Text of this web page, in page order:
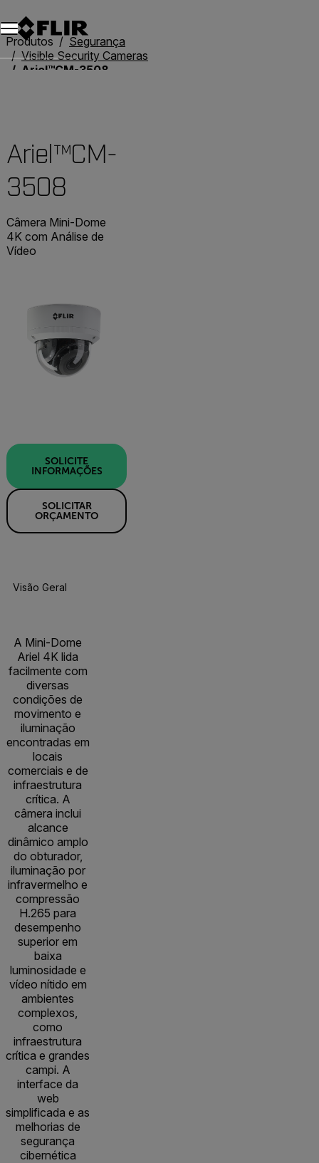
Produtos
Segurança
Visible Security Cameras
Ariel™CM-3508
Ariel™CM-
3508
Câmera Mini-Dome
4K com Análise de
Vídeo
SOLICITE
INFORMAÇÕES
SOLICITAR
ORÇAMENTO
Visão Geral Do Produto
A Mini-Dome
Ariel 4K lida
facilmente com
diversas
condições de
movimento e
iluminação
encontradas em
locais
comerciais e de
infraestrutura
crítica. A
câmera inclui
alcance
dinâmico amplo
do obturador,
iluminação por
infravermelho e
compressão
H.265 para
desempenho
superior em
baixa
luminosidade e
vídeo nítido em
ambientes
complexos,
como
infraestrutura
crítica e grandes
campi. A
interface da
web
simplificada e as
melhorias de
segurança
cibernética